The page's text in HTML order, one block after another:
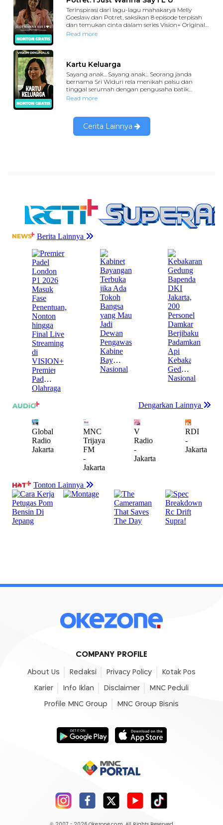
COMPANY PROFILE
About Us Redaksi Privacy Policy Kotak Pos
Karier Info Iklan Disclaimer MNC Peduli
Profile MNC Group MNC Group Bisnis